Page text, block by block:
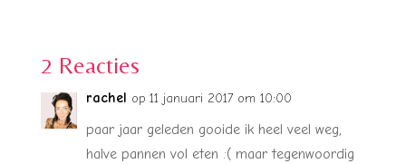
2 Reacties
rachel op 11 januari 2017 om 10:00
paar jaar geleden gooide ik heel veel weg,
halve pannen vol eten :( maar tegenwoordig